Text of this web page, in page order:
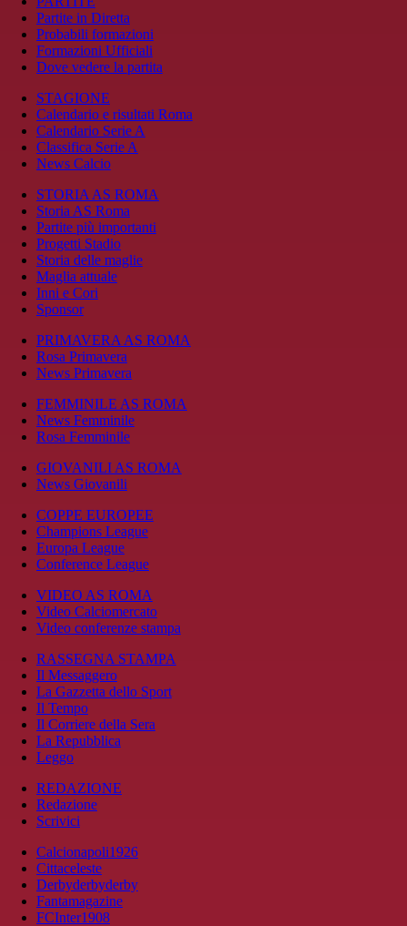
Partite in Diretta
Probabili formazioni
Formazioni Ufficiali
Dove vedere la partita
STAGIONE
Calendario e risultati Roma
Calendario Serie A
Classifica Serie A
News Calcio
STORIA AS ROMA
Storia AS Roma
Partite più importanti
Progetti Stadio
Storia delle maglie
Maglia attuale
Inni e Cori
Sponsor
PRIMAVERA AS ROMA
Rosa Primavera
News Primavera
FEMMINILE AS ROMA
News Femminile
Rosa Femminile
GIOVANILI AS ROMA
News Giovanili
COPPE EUROPEE
Champions League
Europa League
Conference League
VIDEO AS ROMA
Video Calciomercato
Video conferenze stampa
RASSEGNA STAMPA
Il Messaggero
La Gazzetta dello Sport
Il Tempo
Il Corriere della Sera
La Repubblica
Leggo
REDAZIONE
Redazione
Scrivici
Calcionapoli1926
Cittaceleste
Derbyderbyderby
Fantamagazine
FCInter1908